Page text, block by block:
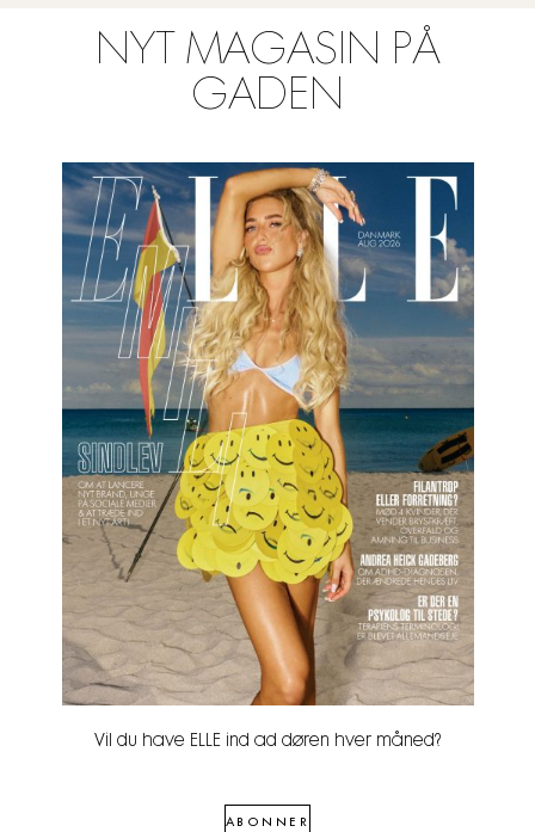
NYT MAGASIN PÅ
GADEN
Vil du have ELLE ind ad døren hver måned?
ABONNER